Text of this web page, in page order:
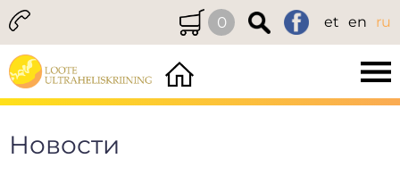
0 et en ru
Новости